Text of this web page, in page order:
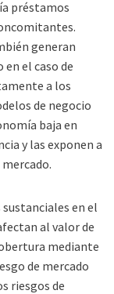
préstamos
generan
el caso de
a los
de negocio
baja en
y las exponen a
en el
al valor de
mediante
de mercado
riesgos de